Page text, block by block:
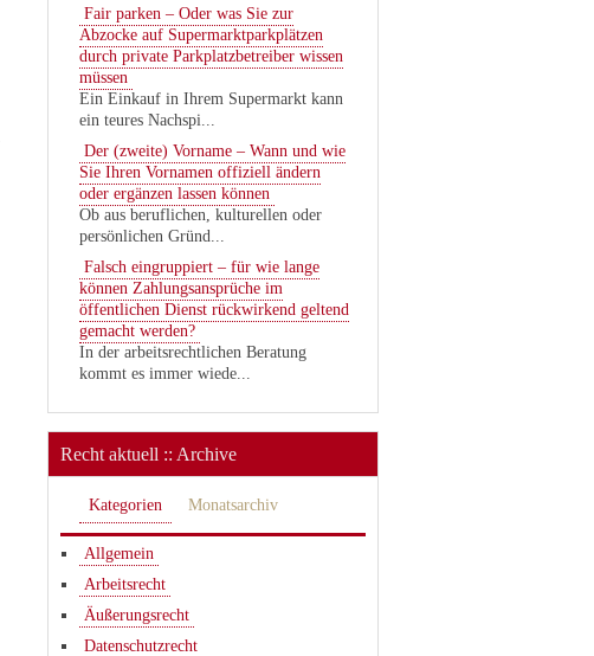
Fair parken – Oder was Sie zur
Abzocke auf Supermarktparkplätzen
durch private Parkplatzbetreiber wissen
müssen
Ein Einkauf in Ihrem Supermarkt kann
ein teures Nachspi...
Der (zweite) Vorname – Wann und wie
Sie Ihren Vornamen offiziell ändern
oder ergänzen lassen können
Ob aus beruflichen, kulturellen oder
persönlichen Gründ...
Falsch eingruppiert – für wie lange
können Zahlungsansprüche im
öffentlichen Dienst rückwirkend geltend
gemacht werden?
In der arbeitsrechtlichen Beratung
kommt es immer wiede...
Recht aktuell :: Archive
Kategorien Monatsarchiv
Allgemein
Arbeitsrecht
Äußerungsrecht
Datenschutzrecht